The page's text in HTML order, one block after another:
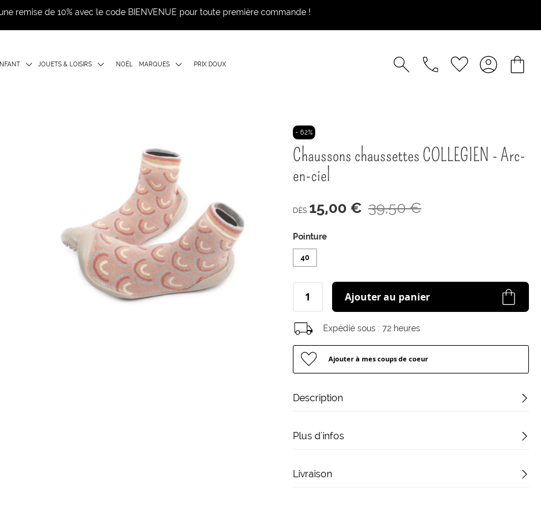
remise de 10% avec le code BIENVENUE pour toute première commande !
JOUETS & LOISIRS NOËL MARQUES PRIX DOUX
- 62%
Chaussons chaussettes COLLEGIEN - Arc-
en-ciel
DÈS 15,00 € 39,50 €
Pointure
40
Ajouter au panier
Expédié sous : 72 heures
Ajouter à mes coups de coeur
Description
Plus d'infos
Livraison